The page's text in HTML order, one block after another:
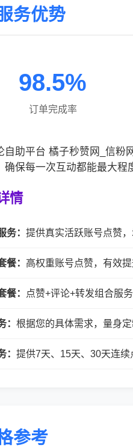
务优势
98.5%
订单完成率
自助平台 橘子秒赞网_信粉
确保每一次互动都能最大程
情
务： 提供真实活跃账号点赞
餐： 高权重账号点赞，有效
餐： 点赞+评论+转发组合服
： 根据您的具体需求，量身
： 提供7天、15天、30天连
参考